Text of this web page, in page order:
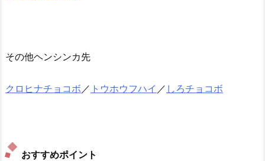
その他ヘンシンカ先
クロヒナチョコボ ／ トウホウフハイ ／ しろチョコボ
おすすめポイント